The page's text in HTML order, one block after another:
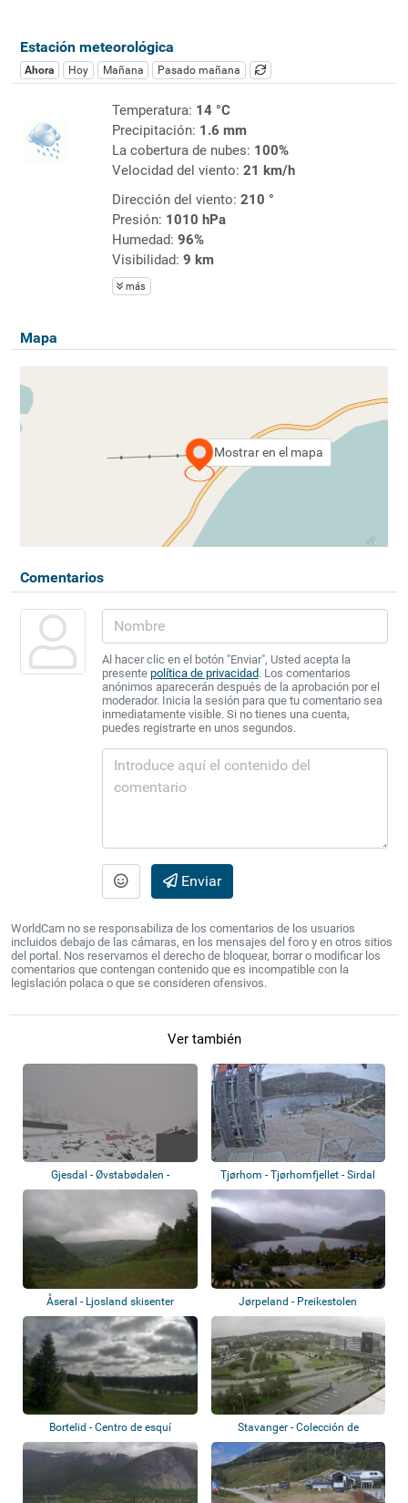
Estación meteorológica
Ahora Hoy Mañana Pasado mañana
Temperatura: 14 °C
Precipitación: 1.6 mm
La cobertura de nubes: 100%
Velocidad del viento: 21 km/h
Dirección del viento: 210 °
Presión: 1010 hPa
Humedad: 96%
Visibilidad: 9 km
más
Mapa
Mostrar en el mapa
Comentarios
Al hacer clic en el botón "Enviar", Usted acepta la
presente política de privacidad. Los comentarios
anónimos aparecerán después de la aprobación por el
moderador. Inicia la sesión para que tu comentario sea
inmediatamente visible. Si no tienes una cuenta,
puedes registrarte en unos segundos.
Enviar
WorldCam no se responsabiliza de los comentarios de los usuarios
incluidos debajo de las cámaras, en los mensajes del foro y en otros sitios
del portal. Nos reservamos el derecho de bloquear, borrar o modificar los
comentarios que contengan contenido que es incompatible con la
legislación polaca o que se consideren ofensivos.
Ver también
Gjesdal - Øvstabødalen -
Hunnedalen
Tjørhom - Tjørhomfjellet - Sirdal
Åseral - Ljosland skisenter
Jørpeland - Preikestolen
BaseCamp
Bortelid - Centro de esquí
Stavanger - Colección de
cámaras